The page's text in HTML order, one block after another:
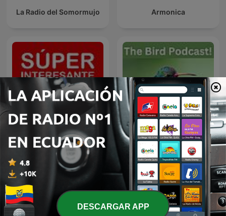
La Radio del Somormujo Armonica
Súper Interesante Birds
DESCARGAR APP